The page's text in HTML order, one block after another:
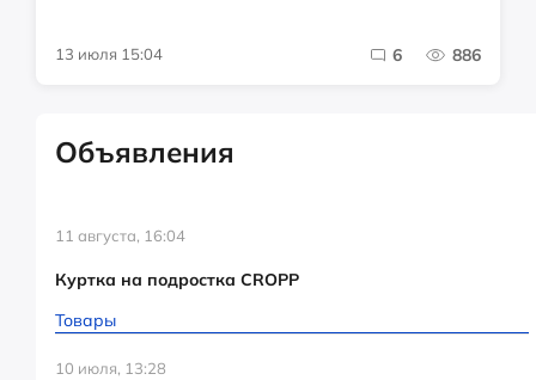
13 июля 15:04 6 886
Объявления
11 августа, 16:04
Куртка на подростка CROPP
Товары
10 июля, 13:28